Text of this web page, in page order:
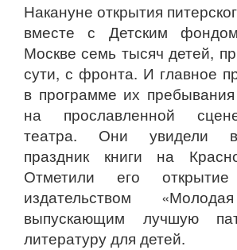
Накануне открытия
вместе с Детским
Москве семь тысяч детей,
сути, с фронта. И главное
в программе их
на прославленной
театра. Они увидели
праздник книги на
Отметили его
издательством
выпускающим лучшую
литературу для детей.